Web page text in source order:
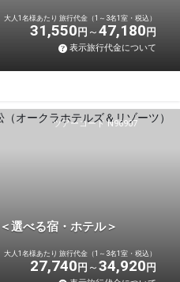
大人1名様あたり 旅行代金（1～3名1室・税込）
31,550 円 47,180 円
表示旅行代金について
ツアーコード N96907
べる宿・ホテル＞
大人1名様あたり 旅行代金（1～3名1室・税込）
27,740 円 34,920 円